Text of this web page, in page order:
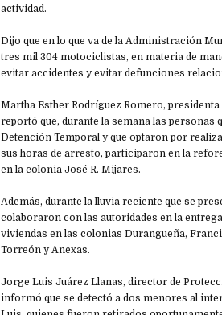
actividad.
Dijo que en lo que va de la Administración
tres mil 304 motociclistas, en materia de
evitar accidentes y evitar defunciones
Martha Esther Rodríguez Romero,
reportó que, durante la semana las personas
Detención Temporal y que optaron por
sus horas de arresto, participaron en la
en la colonia José R. Mijares.
Además, durante la lluvia reciente que se
colaboraron con las autoridades en la
viviendas en las colonias Durangueña,
Torreón y Anexas.
Jorge Luis Juárez Llanas, director de
informó que se detectó a dos menores al